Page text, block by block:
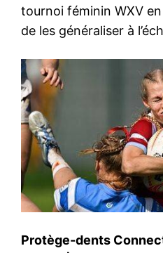
tournoi féminin WXV
de les généraliser à
Protège-dents